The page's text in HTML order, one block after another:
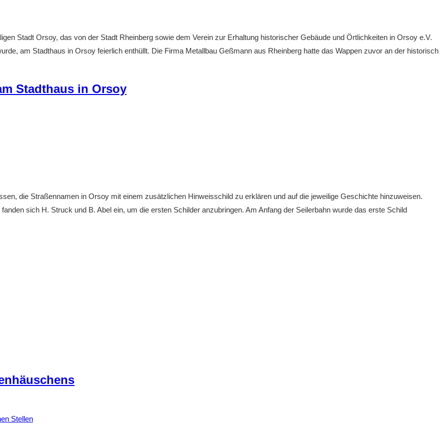
Stadt Orsoy, das von der Stadt Rheinberg sowie dem Verein zur Erhaltung historischer Gebäude und Örtlichkeiten in Orsoy e.V.
am Stadthaus in Orsoy feierlich enthüllt. Die Firma Metallbau Geßmann aus Rheinberg hatte das Wappen zuvor an der historisch
Stadthaus in Orsoy
die Straßennamen in Orsoy mit einem zusätzlichen Hinweisschild zu erklären und auf die jeweilige Geschichte hinzuweisen.
sich H. Struck und B. Abel ein, um die ersten Schilder anzubringen. Am Anfang der Seilerbahn wurde das erste Schild